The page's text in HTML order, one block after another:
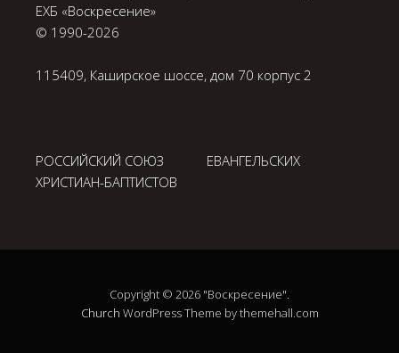
ЕХБ «Воскресение»
© 1990-2026
115409, Каширское шоссе, дом 70 корпус 2
РОССИЙСКИЙ СОЮЗ ЕВАНГЕЛЬСКИХ
ХРИСТИАН-БАПТИСТОВ
Copyright © 2026 "Воскресение".
Church WordPress Theme by themehall.com